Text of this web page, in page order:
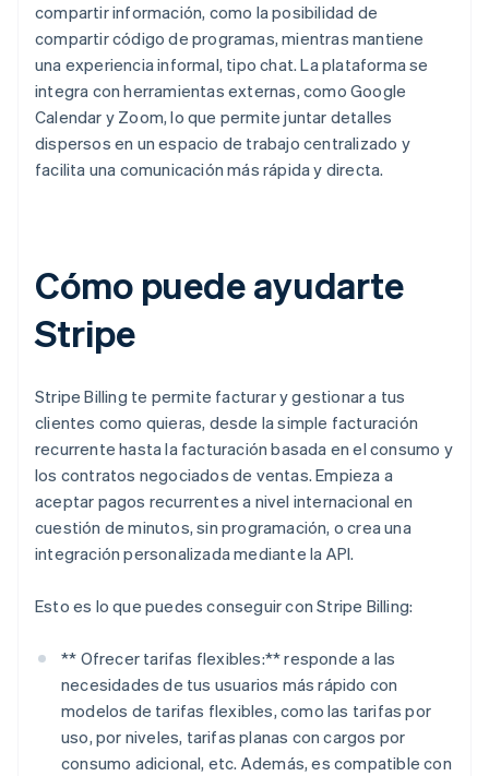
compartir información, como la posibilidad de
compartir código de programas, mientras mantiene
una experiencia informal, tipo chat. La plataforma se
integra con herramientas externas, como Google
Calendar y Zoom, lo que permite juntar detalles
dispersos en un espacio de trabajo centralizado y
facilita una comunicación más rápida y directa.
Cómo puede ayudarte
Stripe
Stripe Billing te permite facturar y gestionar a tus
clientes como quieras, desde la simple facturación
recurrente hasta la facturación basada en el consumo y
los contratos negociados de ventas. Empieza a
aceptar pagos recurrentes a nivel internacional en
cuestión de minutos, sin programación, o crea una
integración personalizada mediante la API.
Esto es lo que puedes conseguir con Stripe Billing:
** Ofrecer tarifas flexibles:** responde a las
necesidades de tus usuarios más rápido con
modelos de tarifas flexibles, como las tarifas por
uso, por niveles, tarifas planas con cargos por
consumo adicional, etc. Además, es compatible con